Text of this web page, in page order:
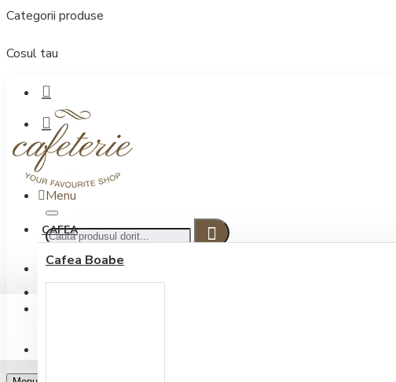
Categorii produse
Cosul tau
Contul meu
Menu
CAFEA
Cafea Boabe
CONECTARE